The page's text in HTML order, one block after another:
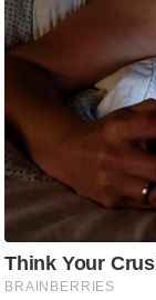
र्म
ज्यो
ष
प्र
भु
म
हि
मा
/